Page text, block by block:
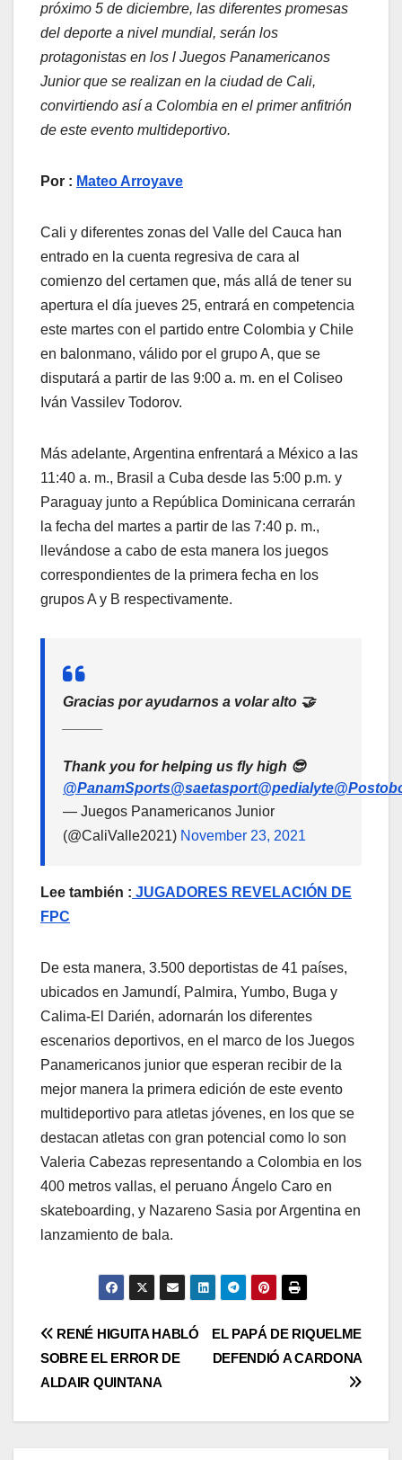
próximo 5 de diciembre, las diferentes promesas
del deporte a nivel mundial, serán los
protagonistas en los l Juegos Panamericanos
Junior que se realizan en la ciudad de Cali,
convirtiendo así a Colombia en el primer anfitrión
de este evento multideportivo.
Por : Mateo Arroyave
Cali y diferentes zonas del Valle del Cauca han
entrado en la cuenta regresiva de cara al
comienzo del certamen que, más allá de tener su
apertura el día jueves 25, entrará en competencia
este martes con el partido entre Colombia y Chile
en balonmano, válido por el grupo A, que se
disputará a partir de las 9:00 a. m. en el Coliseo
Iván Vassilev Todorov.
Más adelante, Argentina enfrentará a México a las
11:40 a. m., Brasil a Cuba desde las 5:00 p.m. y
Paraguay junto a República Dominicana cerrarán
la fecha del martes a partir de las 7:40 p. m.,
llevándose a cabo de esta manera los juegos
correspondientes de la primera fecha en los
grupos A y B respectivamente.
Gracias por ayudarnos a volar alto 🤝
Thank you for helping us fly high 😎
@PanamSports@saetasport@pedialyte
— Juegos Panamericanos Junior
(@CaliValle2021) November 23, 2021
Lee también : JUGADORES REVELACIÓN DE
FPC
De esta manera, 3.500 deportistas de 41 países,
ubicados en Jamundí, Palmira, Yumbo, Buga y
Calima-El Darién, adornarán los diferentes
escenarios deportivos, en el marco de los Juegos
Panamericanos junior que esperan recibir de la
mejor manera la primera edición de este evento
multideportivo para atletas jóvenes, en los que se
destacan atletas con gran potencial como lo son
Valeria Cabezas representando a Colombia en los
400 metros vallas, el peruano Ángelo Caro en
skateboarding, y Nazareno Sasia por Argentina en
lanzamiento de bala.
EL PAPÁ DE RIQUELME
DEFENDIÓ A CARDONA
RENÉ HIGUITA HABLÓ
SOBRE EL ERROR DE
ALDAIR QUINTANA